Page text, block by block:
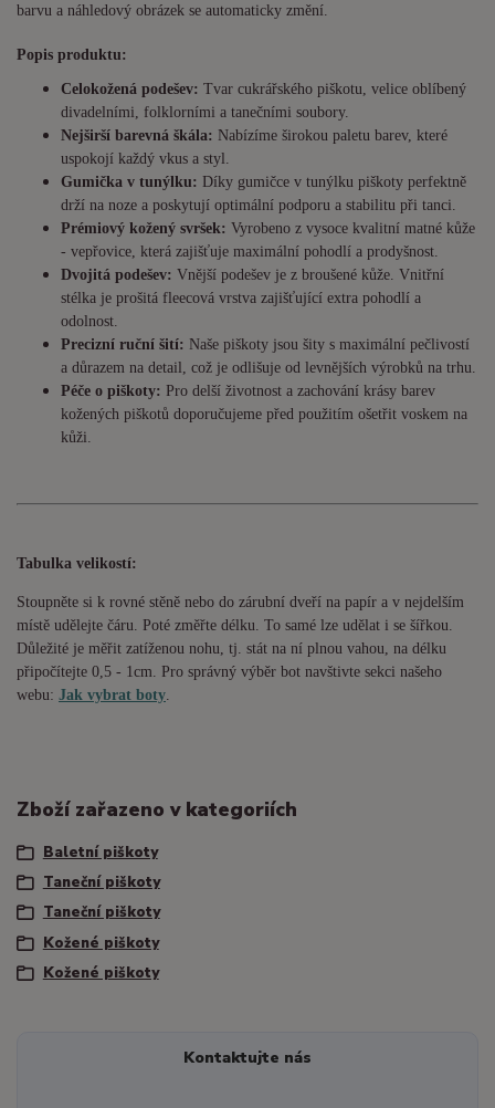
barvu a náhledový obrázek se automaticky změní.
Popis produktu:
Celokožená podešev: Tvar cukrářského piškotu, velice oblíbený
divadelními, folklorními a tanečními soubory.
Nejširší barevná škála: Nabízíme širokou paletu barev, které
uspokojí každý vkus a styl.
Gumička v tunýlku: Díky gumičce v tunýlku piškoty perfektně
drží na noze a poskytují optimální podporu a stabilitu při tanci.
Prémiový kožený svršek: Vyrobeno z vysoce kvalitní matné kůže
- vepřovice, která zajišťuje maximální pohodlí a prodyšnost.
Dvojitá podešev: Vnější podešev je z broušené kůže. Vnitřní
stélka je prošitá fleecová vrstva zajišťující extra pohodlí a
odolnost.
Precizní ruční šití: Naše piškoty jsou šity s maximální pečlivostí
a důrazem na detail, což je odlišuje od levnějších výrobků na trhu.
Péče o piškoty: Pro delší životnost a zachování krásy barev
kožených piškotů doporučujeme před použitím ošetřit voskem na
kůži.
Tabulka velikostí:
Stoupněte si k rovné stěně nebo do zárubní dveří na papír a v nejdelším
místě udělejte čáru. Poté změřte délku. To samé lze udělat i se šířkou.
Důležité je měřit zatíženou nohu, tj. stát na ní plnou vahou, na délku
připočítejte 0,5 - 1cm. Pro správný výběr bot navštivte sekci našeho
webu: Jak vybrat boty.
Zboží zařazeno v kategoriích
Baletní piškoty
Taneční piškoty
Taneční piškoty
Kožené piškoty
Kožené piškoty
Kontaktujte nás